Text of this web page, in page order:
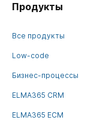
Продукты
Все продукты
Low-code
Бизнес-процессы
ELMA365 CRM
ELMA365 ECM